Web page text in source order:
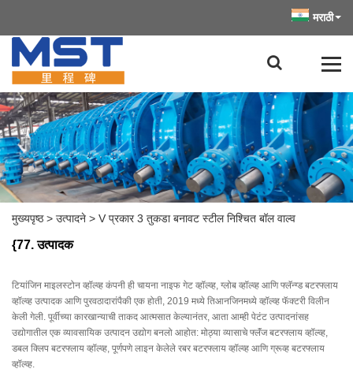
मराठी
मुख्यपृष्ठ > उत्पादने > V प्रकार 3 तुकडा बनावट स्टील निश्चित बॉल वाल्व
{77. उत्पादक
टियांजिन माइलस्टोन व्हॉल्व्ह कंपनी ही चायना नाइफ गेट व्हॉल्व्ह, ग्लोब व्हॉल्व्ह आणि फ्लॅन्ग्ड बटरफ्लाय
व्हॉल्व्ह उत्पादक आणि पुरवठादारांपैकी एक होती, 2019 मध्ये तिआनजिनमध्ये व्हॉल्व्ह फॅक्टरी विलीन
केली गेली. पूर्वीच्या कारखान्याची ताकद आत्मसात केल्यानंतर, आता आम्ही पेटंट उत्पादनांसह
उद्योगातील एक व्यावसायिक उत्पादन उद्योग बनलो आहोत: मोठ्या व्यासाचे फ्लॅंज बटरफ्लाय व्हॉल्व्ह,
डबल क्लिप बटरफ्लाय व्हॉल्व्ह, पूर्णपणे लाइन केलेले रबर बटरफ्लाय व्हॉल्व्ह आणि ग्रूव्ह बटरफ्लाय
व्हॉल्व्ह.